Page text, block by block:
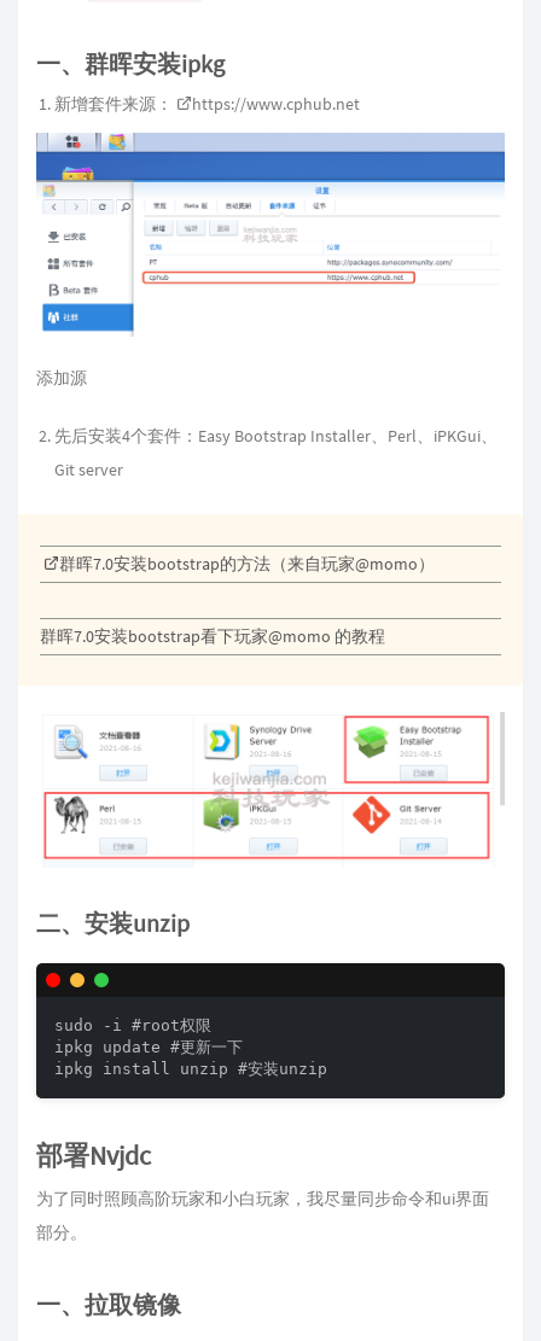
一、群晖安装ipkg
新增套件来源： https://www.cphub.net
添加源
先后安装4个套件：Easy Bootstrap Installer、Perl、iPKGui、
Git server
群晖7.0安装bootstrap的方法（来自玩家@momo）
群晖7.0安装bootstrap看下玩家@momo 的教程
二、安装unzip
sudo -i #root权限
ipkg update #更新一下
ipkg install unzip #安装unzip
部署Nvjdc
为了同时照顾高阶玩家和小白玩家，我尽量同步命令和ui界面
部分。
一、拉取镜像